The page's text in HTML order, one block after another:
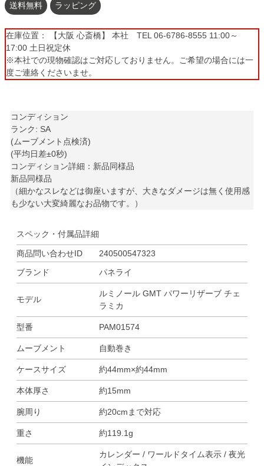
送料無料 ラッピング
在庫位置： 【大阪 心斎橋】 本社 TEL 06-6786-8555 11:00～
17:00 土日祝定休
※本社での現物確認はご対応しておりません。ご希望の場合には一
度ご連絡くださいませ。
コンディション
ランク: SA
(ムーブメント点検済)
(平均日差±0秒)
コンディション詳細：新品同様品
新品同様品
（細かなスレなどは御座いますが、大きなダメージは無く使用感
も少ない大変綺麗なお品物です。）
スペック・付属品詳細
商品問い合わせID
240500547323
ブランド
パネライ
モデル
ルミノール GMT パワーリザーブ チェ
ラミカ
型番 PAM01574
ムーブメント 自動巻き
ケースサイズ 約44mm×約44mm
本体厚さ 約15mm
腕周り 約20cmまで対応
重さ 約119.1g
機能
カレンダー / ワールドタイム表示 / 夜光